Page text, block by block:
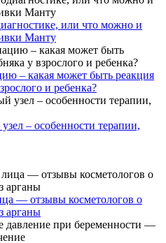
или что можно и
Манту
– какая может быть реакция
и ребенка?
– особенности терапии,
— отзывы косметологов о
арганы